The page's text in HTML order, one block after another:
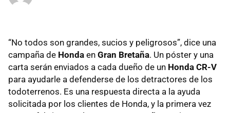
“No todos son grandes, sucios y peligrosos”, dice una
campaña de Honda en Gran Bretaña. Un póster y una
carta serán enviados a cada dueño de un Honda CR-V
para ayudarle a defenderse de los detractores de los
todoterrenos. Es una respuesta directa a la ayuda
solicitada por los clientes de Honda, y la primera vez